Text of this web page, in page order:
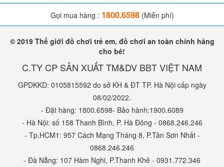
Gọi mua hàng : 1800.6598(Miễn phí)
© 2019 Thế giới đồ chơi trẻ em, đồ chơi an toàn chính hãng
cho bé!
C.TY CP SẢN XUẤT TM&DV BBT VIỆT NAM
GPDKKD: 0105815592 do sở KH & ĐT TP. Hà Nội cấp ngày
08/02/2022.
- Đặt hàng: 1800.6598- Bảo hành:1900.6089
- Hà Nội: số 158 Thanh Bình, P. Hà Đông - 0868.246.246
- Tp.HCM1: 957 Cách Mạng Tháng 8, P.Tân Sơn Nhất -
0868.246.246
- Đà Nẵng: 107 Hàm Nghi, P.Thanh Khê - 0931.772.346